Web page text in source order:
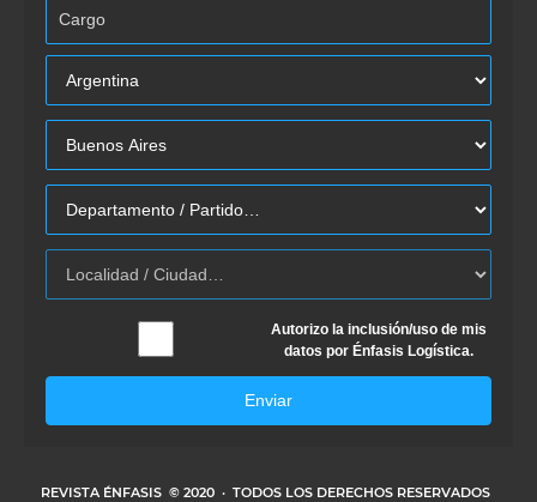
Autorizo la inclusión/uso de mis
datos por Énfasis Logística.
Enviar
REVISTA ÉNFASIS © 2020 · TODOS LOS DERECHOS RESERVADOS